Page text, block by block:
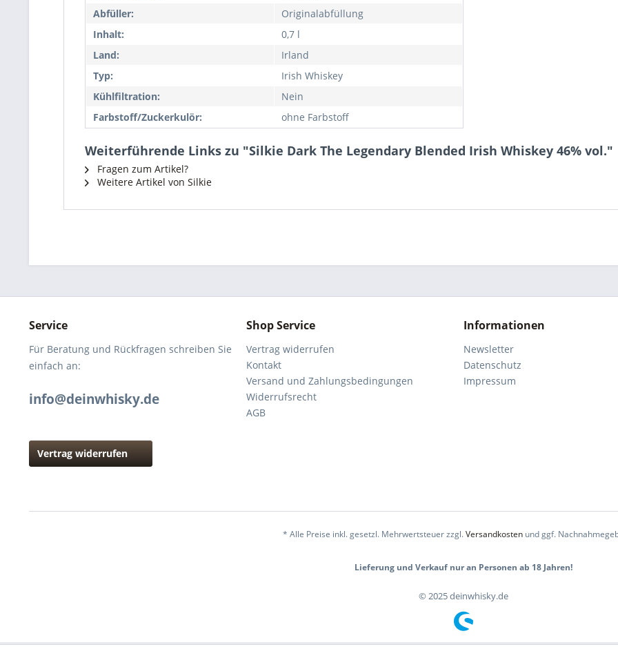
Abfüller:
Originalabfüllung
Inhalt:
0,7 l
Land:
Irland
Typ:
Irish Whiskey
Kühlfiltration:
Nein
Farbstoff/Zuckerkulör:
ohne Farbstoff
Weiterführende Links zu "Silkie Dark The Legendary Blended Irish Whiskey 46% vol."
Fragen zum Artikel?
Weitere Artikel von Silkie
Service
Für Beratung und Rückfragen schreiben Sie
einfach an:
info@deinwhisky.de
Vertrag widerrufen
Shop Service
Vertrag widerrufen
Kontakt
Versand und Zahlungsbedingungen
Widerrufsrecht
AGB
Informationen
Newsletter
Datenschutz
Impressum
* Alle Preise inkl. gesetzl. Mehrwertsteuer zzgl.Versandkosten und ggf.
Lieferung und Verkauf nur an Personen ab 18 Jahren!
© 2025 deinwhisky.de